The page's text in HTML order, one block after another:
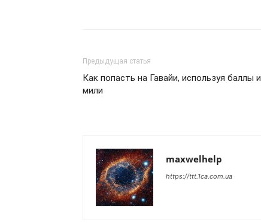
Предыдущая статья
Как попасть на Гавайи, используя баллы и
мили
maxwelhelp
https://ttt.1ca.com.ua